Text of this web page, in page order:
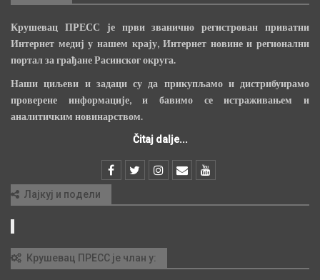
Крушевац ПРЕСС је први званично регистрован приватни
Интернет медиј у нашем крају, Интернет новине и регионални
портал за грађане Расинског округа.
Наши циљеви и задаци су да прикупљамо и дистрибуирамо
проверене информације, и бавимо се истраживањем и
аналитичким новинарством.
Čitaj dalje...
Лајкуј и подели
Крушевац ПРЕСС је члан у: